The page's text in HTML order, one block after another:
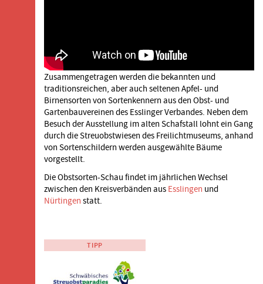
Zusammengetragen werden die bekannten und
traditionsreichen, aber auch seltenen Apfel- und
Birnensorten von Sortenkennern aus den Obst- und
Gartenbauvereinen des Esslinger Verbandes. Neben dem
Besuch der Ausstellung im alten Schafstall lohnt ein Gang
durch die Streuobstwiesen des Freilichtmuseums, anhand
von Sortenschildern werden ausgewählte Bäume
vorgestellt.
Die Obstsorten-Schau findet im jährlichen Wechsel
zwischen den Kreisverbänden aus Esslingen und
Nürtingen statt.
TIPP